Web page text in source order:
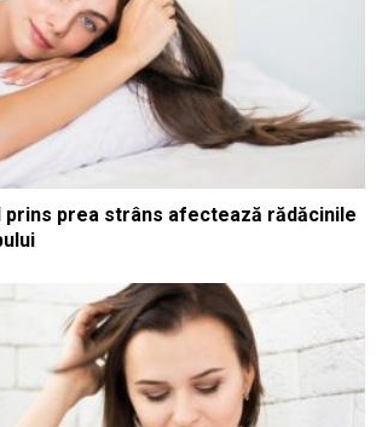
prins prea strâns afectează rădăcinile